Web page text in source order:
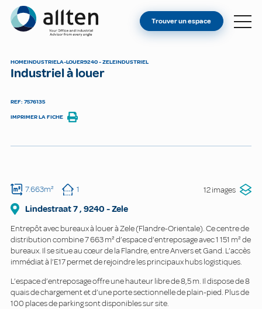
Allten
TROUVER UN ESPACE
Trouver un espace
HOMEINDUSTRIELA-LOUER9240 - ZELEINDUSTRIEL
Industriel à louer
REF: 7576135
IMPRIMER LA FICHE
7.663m² 1 12 images
Lindestraat7, 9240 -Zele
Entrepôt avec bureaux à louer à Zele (Flandre-Orientale). Ce centre de
distribution combine 7 663 m² d’espace d’entreposage avec 1 151 m² de
bureaux. Il se situe au cœur de la Flandre, entre Anvers et Gand. L’accès
immédiat à l’E17 permet de rejoindre les principaux hubs logistiques.
L’espace d’entreposage offre une hauteur libre de 8,5 m. Il dispose de 8
quais de chargement et d’une porte sectionnelle de plain-pied. Plus de
100 places de parking sont disponibles sur site.